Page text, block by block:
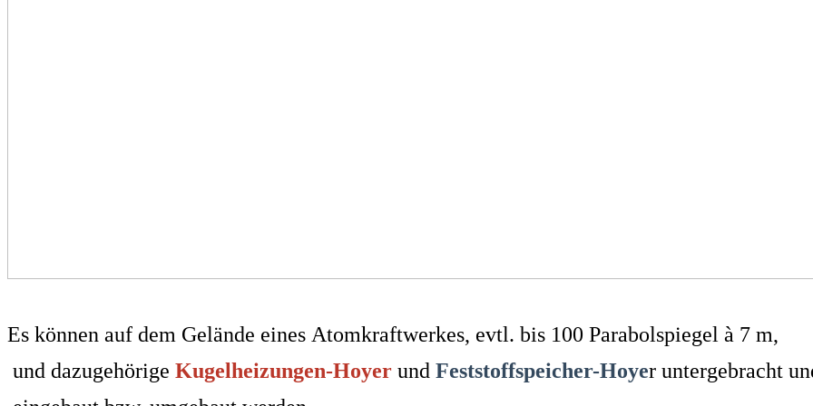
Es können auf dem Gelände eines Atomkraftwerkes, evtl. bis 100 Parabolspiegel à 7 m,
und dazugehörige Kugelheizungen-Hoyer und Feststoffspeicher-Hoyer untergebracht